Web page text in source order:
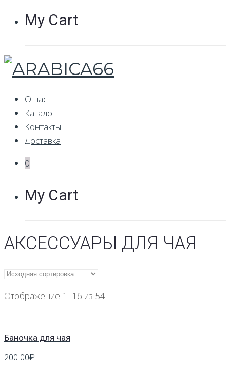
My Cart
О нас
Каталог
Контакты
Доставка
0
My Cart
АКСЕССУАРЫ ДЛЯ ЧАЯ
Отображение 1–16 из 54
Баночка для чая
200.00₽